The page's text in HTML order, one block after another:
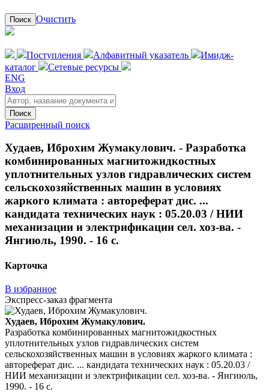
Поиск Очистить
Поступления Алфавитный указатель
Имидж-
каталог
Сетевые ресурсы
ENG
Вход
Поиск
Расширенный поиск
Худаев, Иброхим Жумакулович. - Разработка
комбинированных магнитожидкостных
уплотнительных узлов гидравлических систем
сельскохозяйственных машин в условиях
жаркого климата : автореферат дис. ...
кандидата технических наук : 05.20.03 / НИИ
механизации и электрификации сел. хоз-ва. -
Янгиюль, 1990. - 16 с.
Карточка
В избранное
Экспресс-заказ фрагмента
Худаев, Иброхим Жумакулович.
Разработка комбинированных магнитожидкостных
уплотнительных узлов гидравлических систем
сельскохозяйственных машин в условиях жаркого климата :
автореферат дис. ... кандидата технических наук : 05.20.03 /
НИИ механизации и электрификации сел. хоз-ва. - Янгиюль,
1990. - 16 с.